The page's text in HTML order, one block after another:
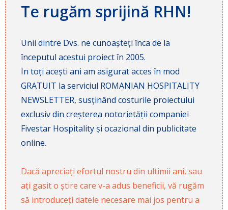
Te rugăm sprijină RHN!
Unii dintre Dvs. ne cunoașteți înca de la
începutul acestui proiect în 2005.
In toți acești ani am asigurat acces în mod
GRATUIT la serviciul ROMANIAN HOSPITALITY
NEWSLETTER, susținând costurile proiectului
exclusiv din creșterea notorietății companiei
Fivestar Hospitality și ocazional din publicitate
online.
Dacă apreciați efortul nostru din ultimii ani, sau
ați gasit o știre care v-a adus beneficii, vă rugăm
să introduceți datele necesare mai jos pentru a